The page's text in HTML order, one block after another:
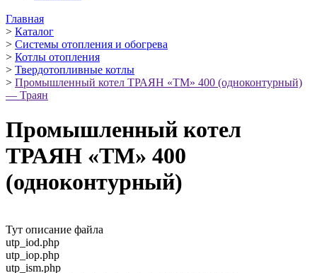
Главная
> Каталог
> Системы отопления и обогрева
> Котлы отопления
> Твердотопливные котлы
> Промышленный котел ТРАЯН «ТМ» 400 (одноконтурный)
— Траян
Промышленный котел
ТРАЯН «ТМ» 400
(одноконтурный)
Тут описание файла
utp_iod.php
utp_iop.php
utp_ism.php